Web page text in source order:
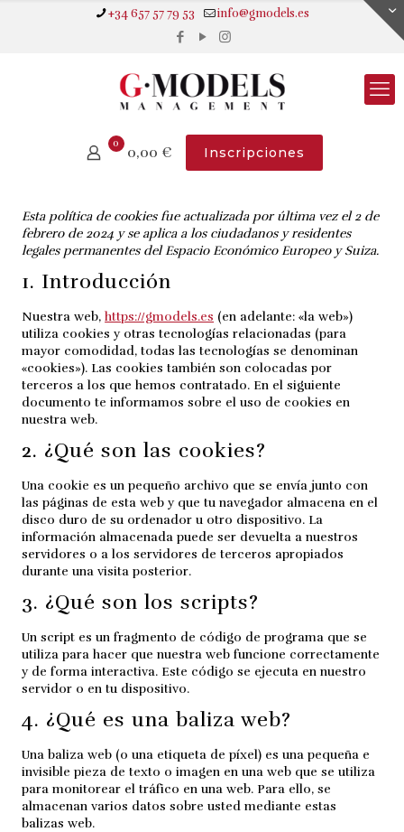
+34 657 57 79 53 info@gmodels.es
0
0,00 € Inscripciones
Esta política de cookies fue actualizada por última vez el 2 de
febrero de 2024 y se aplica a los ciudadanos y residentes
legales permanentes del Espacio Económico Europeo y Suiza.
1. Introducción
Nuestra web,https://gmodels.es (en adelante: «la web»)
utiliza cookies y otras tecnologías relacionadas (para
mayor comodidad, todas las tecnologías se denominan
«cookies»). Las cookies también son colocadas por
terceros a los que hemos contratado. En el siguiente
documento te informamos sobre el uso de cookies en
nuestra web.
2. ¿Qué son las cookies?
Una cookie es un pequeño archivo que se envía junto con
las páginas de esta web y que tu navegador almacena en el
disco duro de su ordenador u otro dispositivo. La
información almacenada puede ser devuelta a nuestros
servidores o a los servidores de terceros apropiados
durante una visita posterior.
3. ¿Qué son los scripts?
Un script es un fragmento de código de programa que se
utiliza para hacer que nuestra web funcione correctamente
y de forma interactiva. Este código se ejecuta en nuestro
servidor o en tu dispositivo.
4. ¿Qué es una baliza web?
Una baliza web (o una etiqueta de píxel) es una pequeña e
invisible pieza de texto o imagen en una web que se utiliza
para monitorear el tráfico en una web. Para ello, se
almacenan varios datos sobre usted mediante estas
balizas web.